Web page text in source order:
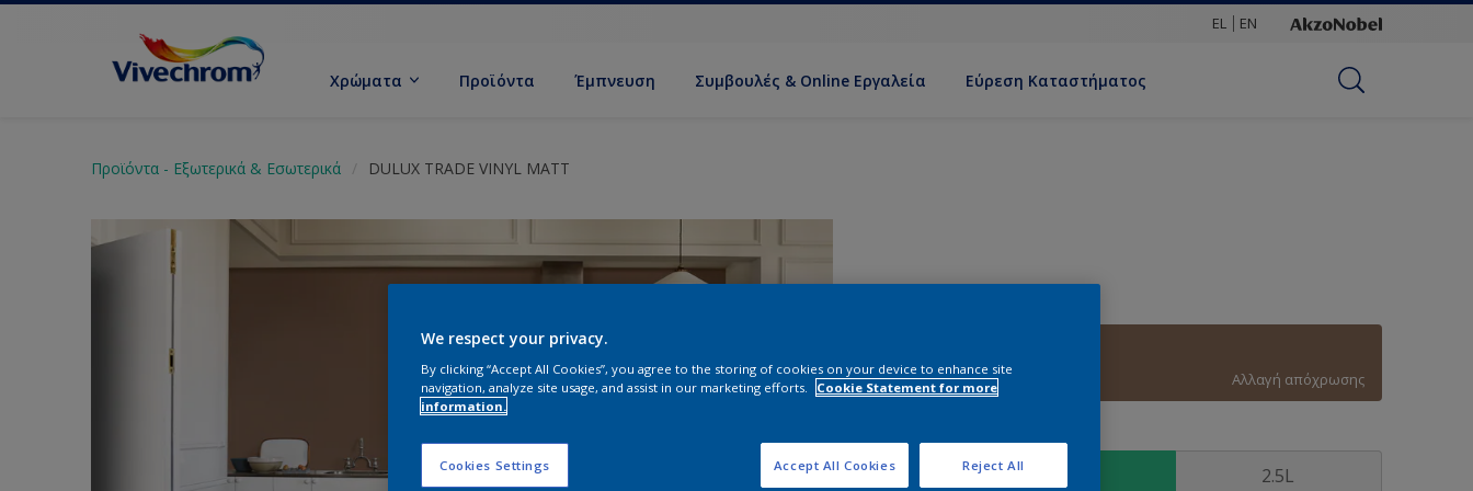
EL EN
Χρώματα Προϊόντα Έμπνευση Συμβουλές & Online Εργαλεία Εύρεση Καταστήματος
Προϊόντα - Εξωτερικά & Εσωτερικά DULUX TRADE VINYL MATT
Αλλαγή απόχρωσης
Συσκευασία
2.5L
We respect your privacy.
By clicking “Accept All Cookies”, you agree to the storing of cookies on your device to enhance site
navigation, analyze site usage, and assist in our marketing efforts.
Cookie Statement for more
information.
Cookies Settings Reject All
Accept All Cookies